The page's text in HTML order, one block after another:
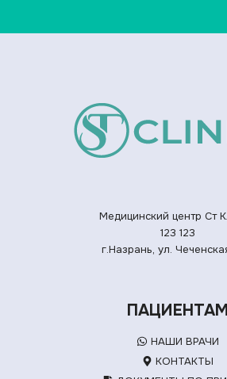
Медицинский центр Ст
123 123
г.Назрань, ул.
ПАЦИЕНТАМ
НАШИ ВРАЧИ
КОНТАКТЫ